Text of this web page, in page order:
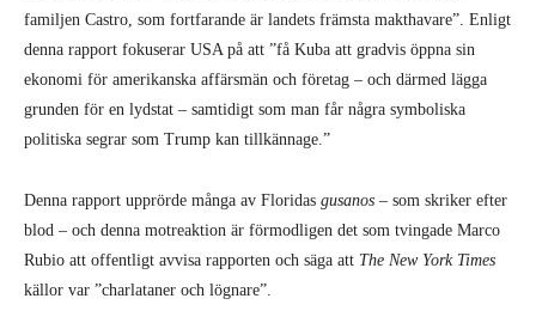
familjen Castro, som fortfarande är landets främsta makthavare”. Enligt
denna rapport fokuserar USA på att ”få Kuba att gradvis öppna sin
ekonomi för amerikanska affärsmän och företag – och därmed lägga
grunden för en lydstat – samtidigt som man får några symboliska
politiska segrar som Trump kan tillkännage.”
Denna rapport upprörde många av Floridas gusanos – som skriker efter
blod – och denna motreaktion är förmodligen det som tvingade Marco
Rubio att offentligt avvisa rapporten och säga att The New York Times
källor var ”charlataner och lögnare”.